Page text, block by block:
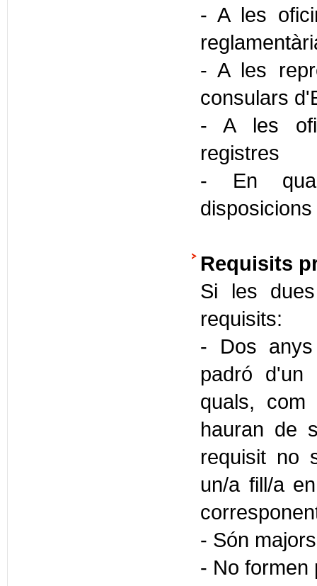
- A les
- A les
consulars
- A les
registres
- En
Requisits
Si les
requisits:
- Dos anys
padró d'un
quals,
hauran de
requisit no
un/a fill/a
- Són
- No formen